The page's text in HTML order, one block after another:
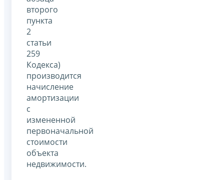
второго
пункта
2
статьи
259
Кодекса)
производится
начисление
амортизации
с
измененной
первоначальной
стоимости
объекта
недвижимости.